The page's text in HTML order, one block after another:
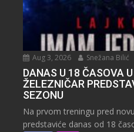
Aug 3, 2026 Snežana Bilić
DANAS U 18 ČASOVA
ŽELEZNIČAR
SEZONU
Na prvom treningu pred
predstaviće danas od 18